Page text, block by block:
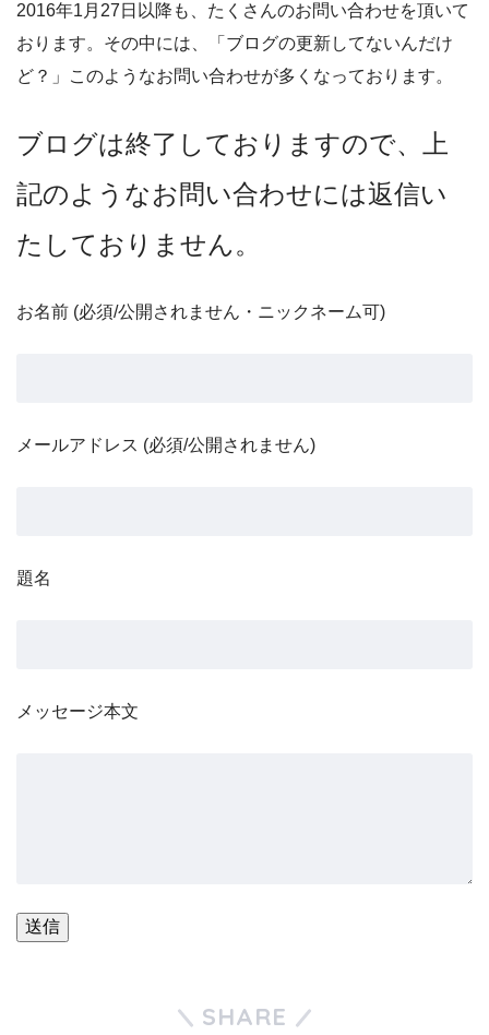
2016年1月27日以降も、たくさんのお問い合わせを頂いて
おります。その中には、「ブログの更新してないんだけ
ど？」このようなお問い合わせが多くなっております。
ブログは終了しておりますので、上
記のようなお問い合わせには返信い
たしておりません。
お名前 (必須/公開されません・ニックネーム可)
メールアドレス (必須/公開されません)
題名
メッセージ本文
SHARE